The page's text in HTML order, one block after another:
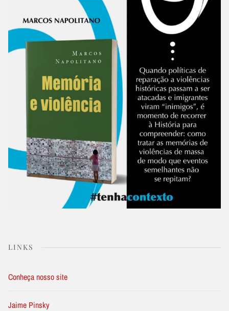
LINKS
Conheça nosso site
Jaime Pinsky